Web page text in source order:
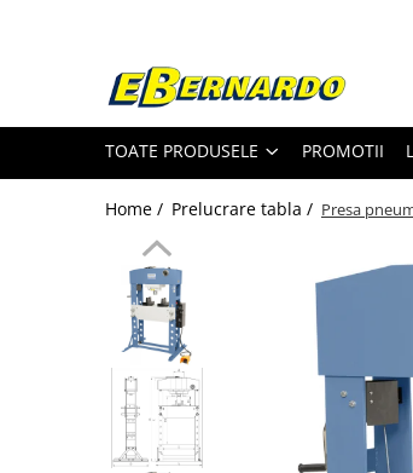
Toate Produsele
Prelucrare metal
Fierastraie pentru metal
Ferastraie mobile pentru metal
Ferastraie orizontale pentru metal
Ferastraie circulare pentru metal
Dispozitive de sudare pentru panze
Ferastraie automate cu banda si
doua coloane
Ferastraie metal cu banda si taiere
dubla semiautomate
TOATE PRODUSELE PROMOTII
Home / Prelucrare tabla / Presa